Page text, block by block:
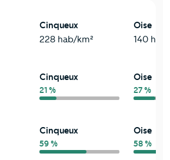
Cinqueux
228 hab/km²
Oise
140
Cinqueux
21 %
Oise
27 %
Cinqueux
59 %
Oise
58 %